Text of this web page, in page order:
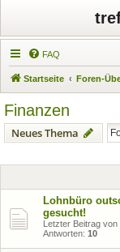
FAQ
Startseite Foren-
Finanzen
Neues Thema
Lohnbüro
gesucht!
Letzter Beitrag von
Antworten: 10